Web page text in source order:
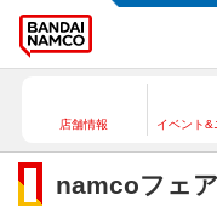
店舗情報 イベント&
namcoフェ